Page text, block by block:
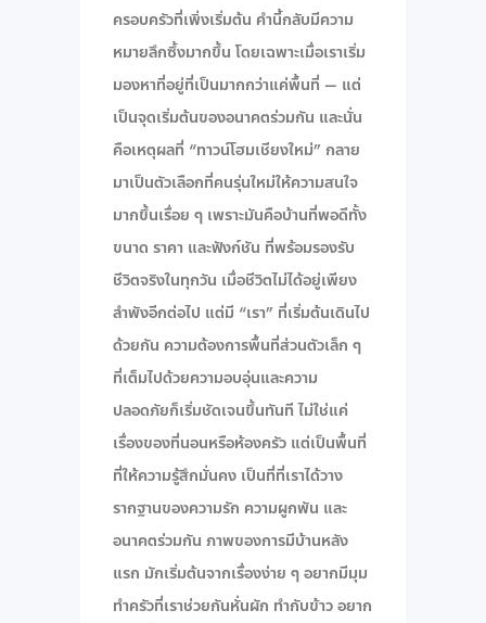
ครอบครัวที่เพิ่งเริ่มต้น คำนี้กลับมีความ
หมายลึกซึ้งมากขึ้น โดยเฉพาะเมื่อเราเริ่ม
มองหาที่อยู่ที่เป็นมากกว่าแค่พื้นที่ — แต่
เป็นจุดเริ่มต้นของอนาคตร่วมกัน และนั่น
คือเหตุผลที่ “ทาวน์โฮมเชียงใหม่” กลาย
มาเป็นตัวเลือกที่คนรุ่นใหม่ให้ความสนใจ
มากขึ้นเรื่อย ๆ เพราะมันคือบ้านที่พอดีทั้ง
ขนาด ราคา และฟังก์ชัน ที่พร้อมรองรับ
ชีวิตจริงในทุกวัน เมื่อชีวิตไม่ได้อยู่เพียง
ลำพังอีกต่อไป แต่มี “เรา” ที่เริ่มต้นเดินไป
ด้วยกัน ความต้องการพื้นที่ส่วนตัวเล็ก ๆ
ที่เต็มไปด้วยความอบอุ่นและความ
ปลอดภัยก็เริ่มชัดเจนขึ้นทันที ไม่ใช่แค่
เรื่องของที่นอนหรือห้องครัว แต่เป็นพื้นที่
ที่ให้ความรู้สึกมั่นคง เป็นที่ที่เราได้วาง
รากฐานของความรัก ความผูกพัน และ
อนาคตร่วมกัน ภาพของการมีบ้านหลัง
แรก มักเริ่มต้นจากเรื่องง่าย ๆ อยากมีมุม
ทำครัวที่เราช่วยกันหั่นผัก ทำกับข้าว อยาก